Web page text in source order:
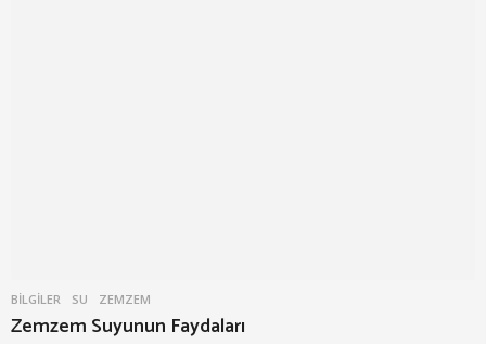
BILGILER SU ,ZEMZEM
Zemzem Suyunun Faydaları